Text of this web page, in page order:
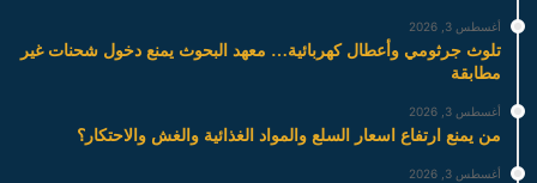
أغسطس 3, 2026
تلوث جرثومي وأعطال كهربائية… معهد البحوث يمنع دخول شحنات غير
مطابقة
أغسطس 3, 2026
من يمنع ارتفاع اسعار السلع والمواد الغذائية والغش والاحتكار؟
أغسطس 3, 2026